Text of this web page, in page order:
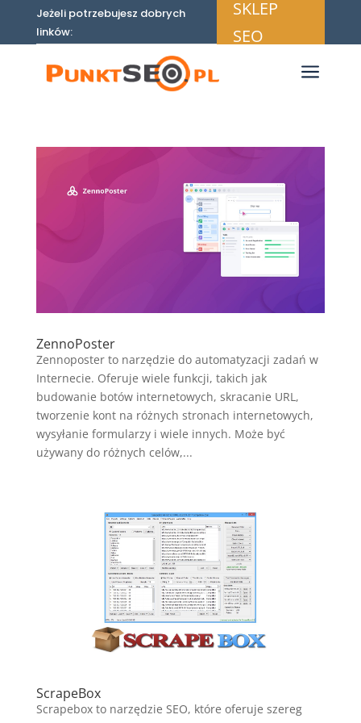
Jeżeli potrzebujesz dobrych
linków:
SKLEP
SEO
a
ZennoPoster
Zennoposter to narzędzie do automatyzacji zadań w
Internecie. Oferuje wiele funkcji, takich jak
budowanie botów internetowych, skracanie URL,
tworzenie kont na różnych stronach internetowych,
wysyłanie formularzy i wiele innych. Może być
używany do różnych celów,...
ScrapeBox
Scrapebox to narzędzie SEO, które oferuje szereg